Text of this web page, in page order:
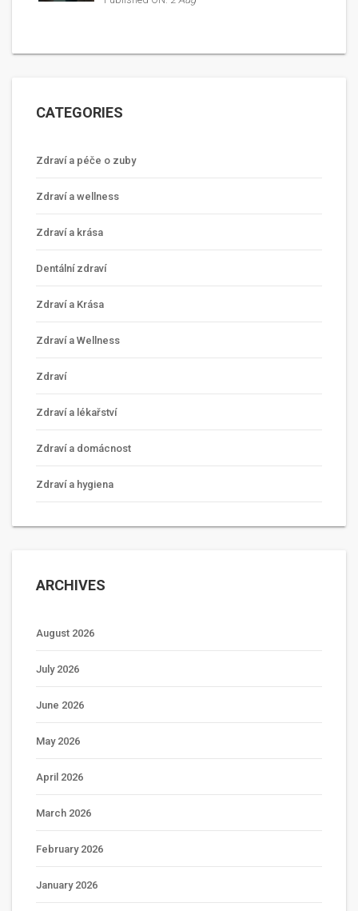
CATEGORIES
Zdraví a péče o zuby
Zdraví a wellness
Zdraví a krása
Dentální zdraví
Zdraví a Krása
Zdraví a Wellness
Zdraví
Zdraví a lékařství
Zdraví a domácnost
Zdraví a hygiena
ARCHIVES
August 2026
July 2026
June 2026
May 2026
April 2026
March 2026
February 2026
January 2026